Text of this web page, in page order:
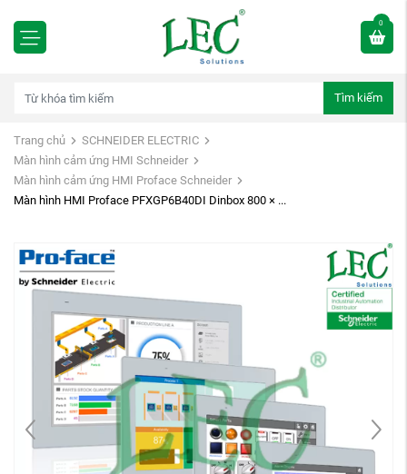
0
Tìm kiếm
Trang chủ
SCHNEIDER ELECTRIC
Màn hình cảm ứng HMI Schneider
Màn hình cảm ứng HMI Proface Schneider
Màn hình HMI Proface PFXGP6B40DI Dinbox 800 × ...